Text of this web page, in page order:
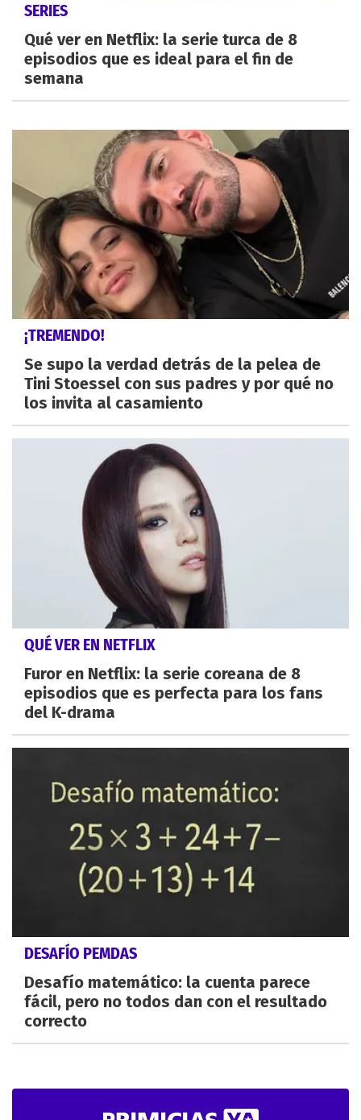
SERIES
Qué ver en Netflix: la serie turca de 8
episodios que es ideal para el fin de
semana
¡TREMENDO!
Se supo la verdad detrás de la pelea de
Tini Stoessel con sus padres y por qué no
los invita al casamiento
QUÉ VER EN NETFLIX
Furor en Netflix: la serie coreana de 8
episodios que es perfecta para los fans
del K-drama
DESAFÍO PEMDAS
Desafío matemático: la cuenta parece
fácil, pero no todos dan con el resultado
correcto